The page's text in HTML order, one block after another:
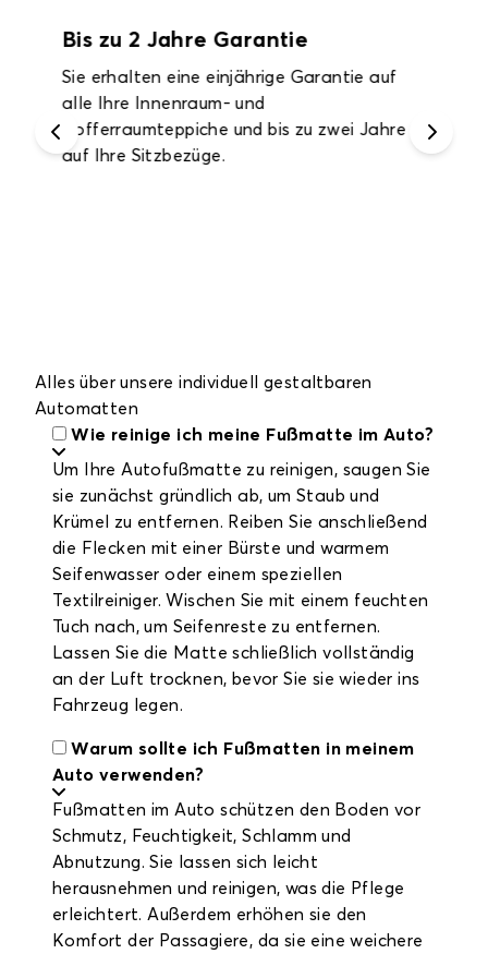
Bis zu 2 Jahre Garantie
Sie erhalten eine einjährige Garantie auf
alle Ihre Innenraum- und
Kofferraumteppiche und bis zu zwei Jahre
auf Ihre Sitzbezüge.
Alles über unsere individuell gestaltbaren
Automatten
Wie reinige ich meine Fußmatte im Auto?
Um Ihre Autofußmatte zu reinigen, saugen Sie
sie zunächst gründlich ab, um Staub und
Krümel zu entfernen. Reiben Sie anschließend
die Flecken mit einer Bürste und warmem
Seifenwasser oder einem speziellen
Textilreiniger. Wischen Sie mit einem feuchten
Tuch nach, um Seifenreste zu entfernen.
Lassen Sie die Matte schließlich vollständig
an der Luft trocknen, bevor Sie sie wieder ins
Fahrzeug legen.
Warum sollte ich Fußmatten in meinem
Auto verwenden?
Fußmatten im Auto schützen den Boden vor
Schmutz, Feuchtigkeit, Schlamm und
Abnutzung. Sie lassen sich leicht
herausnehmen und reinigen, was die Pflege
erleichtert. Außerdem erhöhen sie den
Komfort der Passagiere, da sie eine weichere